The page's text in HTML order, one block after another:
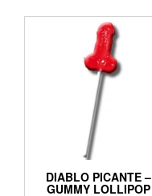
DIABLO PICANTE –
GUMMY LOLLIPOP